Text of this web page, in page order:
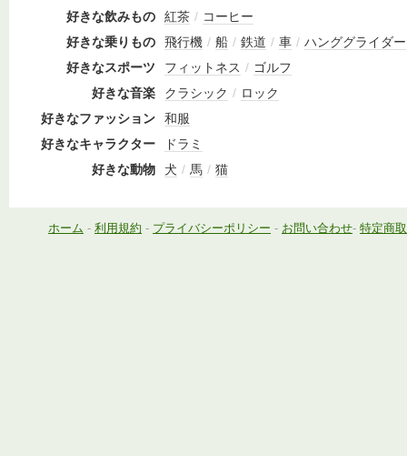
好きな飲みもの
紅茶 / コーヒー
好きな乗りもの
飛行機 / 船 / 鉄道 / 車 / ハンググライダー
好きなスポーツ
フィットネス / ゴルフ
好きな音楽
クラシック / ロック
好きなファッション
和服
好きなキャラクター
ドラミ
好きな動物
犬 / 馬 / 猫
ホーム - 利用規約 - プライバシーポリシー - お問い合わせ- 特定商